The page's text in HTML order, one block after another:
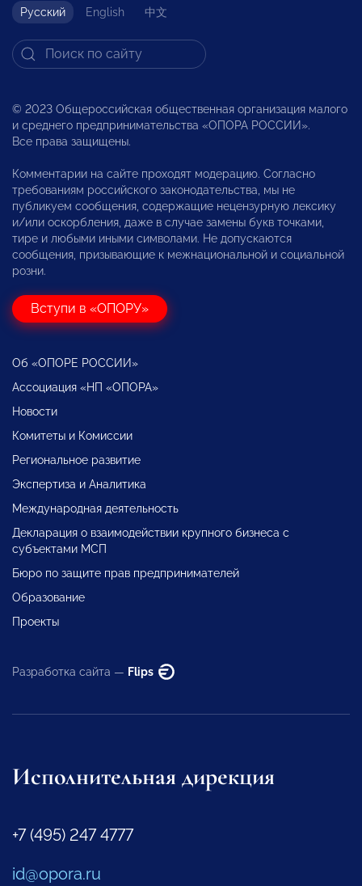
Русский English 中文
© 2023 Общероссийская общественная организация малого
и среднего предпринимательства «ОПОРА РОССИИ».
Все права защищены.
Комментарии на сайте проходят модерацию. Согласно
требованиям российского законодательства, мы не
публикуем сообщения, содержащие нецензурную лексику
и/или оскорбления, даже в случае замены букв точками,
тире и любыми иными символами. Не допускаются
сообщения, призывающие к межнациональной и социальной
розни.
Вступи в «ОПОРУ»
Об «ОПОРЕ РОССИИ»
Ассоциация «НП «ОПОРА»
Новости
Комитеты и Комиссии
Региональное развитие
Экспертиза и Аналитика
Международная деятельность
Декларация о взаимодействии крупного бизнеса с
субъектами МСП
Бюро по защите прав предпринимателей
Образование
Проекты
Разработка сайта — Flips
Исполнительная дирекция
+7 (495) 247 4777
id@opora.ru